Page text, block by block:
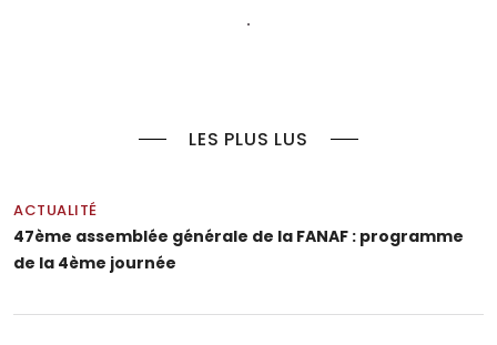
LES PLUS LUS
ACTUALITÉ
47ème assemblée générale de la FANAF : programme
de la 4ème journée